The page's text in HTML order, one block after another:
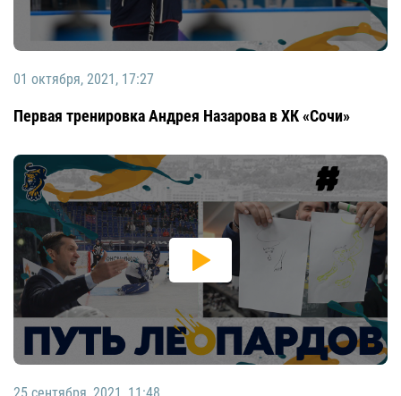
01 октября, 2021, 17:27
Первая тренировка Андрея Назарова в ХК «Сочи»